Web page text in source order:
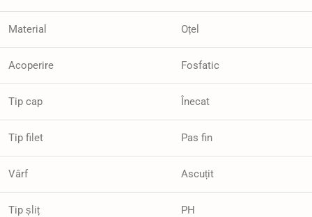
Material Oțel
Acoperire Fosfatic
Tip cap Înecat
Tip filet Pas fin
Vârf Ascuțit
Tip șliț PH